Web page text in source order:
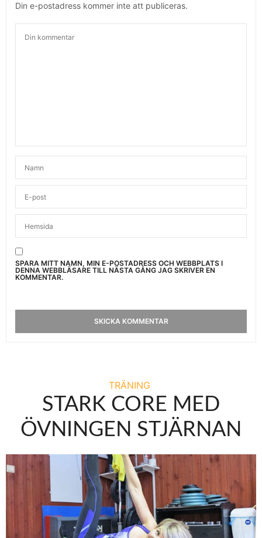
Din e-postadress kommer inte att publiceras.
SPARA MITT NAMN, MIN E-POSTADRESS OCH WEBBPLATS I
DENNA WEBBLÄSARE TILL NÄSTA GÅNG JAG SKRIVER EN
KOMMENTAR.
TRÄNING
STARK CORE MED
ÖVNINGEN STJÄRNAN